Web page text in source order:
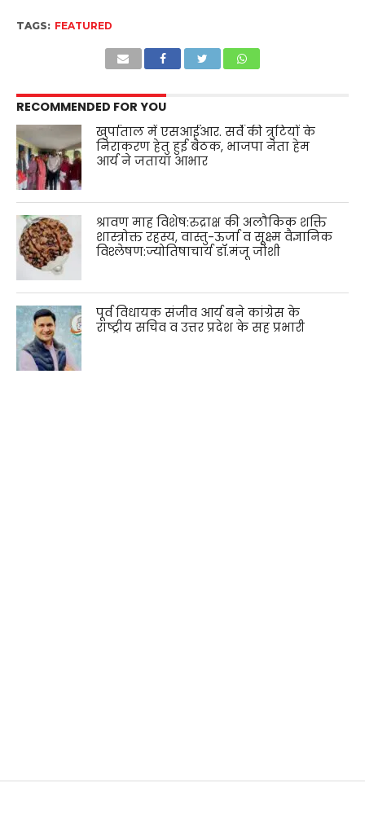
TAGS: FEATURED
RECOMMENDED FOR YOU
खुर्पाताल में एसआईआर. सर्वे की त्रुटियों के
निराकरण हेतु हुई बैठक, भाजपा नेता हेम
आर्य ने जताया आभार
श्रावण माह विशेष:रुद्राक्ष की अलौकिक शक्ति
शास्त्रोक्त रहस्य, वास्तु-ऊर्जा व सूक्ष्म वैज्ञानिक
विश्लेषण:ज्योतिषाचार्य डॉ.मंजू जोशी
पूर्व विधायक संजीव आर्य बने कांग्रेस के
राष्ट्रीय सचिव व उत्तर प्रदेश के सह प्रभारी